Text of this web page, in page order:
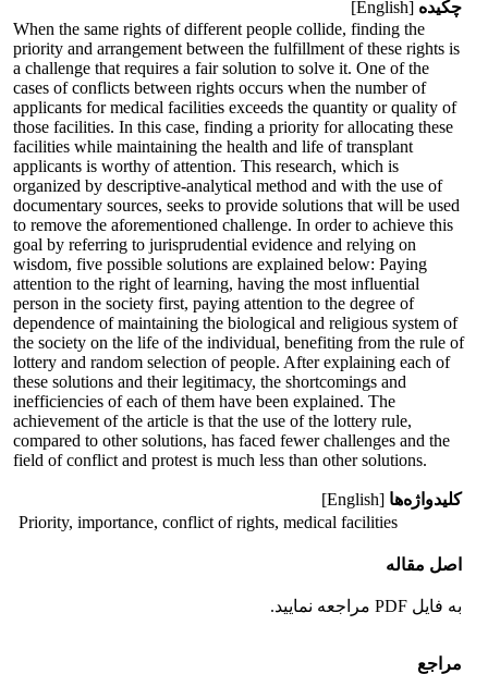
چکیده [English]
When the same rights of different people collide, finding the
priority and arrangement between the fulfillment of these rights is
a challenge that requires a fair solution to solve it. One of the
cases of conflicts between rights occurs when the number of
applicants for medical facilities exceeds the quantity or quality of
those facilities. In this case, finding a priority for allocating these
facilities while maintaining the health and life of transplant
applicants is worthy of attention. This research, which is
organized by descriptive-analytical method and with the use of
documentary sources, seeks to provide solutions that will be used
to remove the aforementioned challenge. In order to achieve this
goal by referring to jurisprudential evidence and relying on
wisdom, five possible solutions are explained below: Paying
attention to the right of learning, having the most influential
person in the society first, paying attention to the degree of
dependence of maintaining the biological and religious system of
the society on the life of the individual, benefiting from the rule of
lottery and random selection of people. After explaining each of
these solutions and their legitimacy, the shortcomings and
inefficiencies of each of them have been explained. The
achievement of the article is that the use of the lottery rule,
compared to other solutions, has faced fewer challenges and the
field of conflict and protest is much less than other solutions.
کلیدواژه‌ها [English]
Priority, importance, conflict of rights, medical facilities
اصل مقاله
به فایل PDF مراجعه نمایید.
مراجع